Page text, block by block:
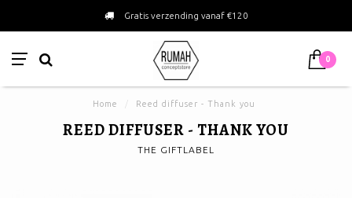
Gratis verzending vanaf €120
0
Home Reed diffuser - Thank you
REED DIFFUSER - THANK YOU
THE GIFTLABEL